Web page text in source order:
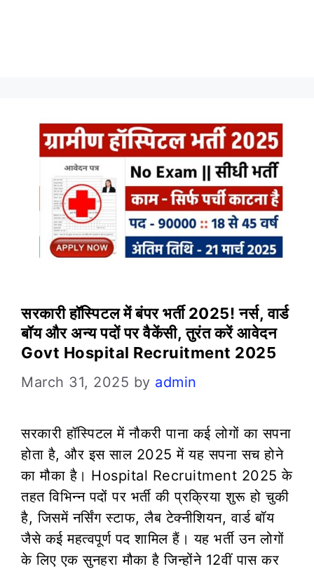
सरकारी हॉस्पिटल में बंपर भर्ती 2025! नर्स, वार्ड
बॉय और अन्य पदों पर वैकेंसी, तुरंत करें आवेदन
Govt Hospital Recruitment 2025
March 31, 2025 by admin
सरकारी हॉस्पिटल में नौकरी पाना कई लोगों का सपना
होता है, और इस साल 2025 में यह सपना सच होने
का मौका है। Hospital Recruitment 2025 के
तहत विभिन्न पदों पर भर्ती की प्रक्रिया शुरू हो चुकी
है, जिसमें नर्सिंग स्टाफ, लैब टेक्नीशियन, वार्ड बॉय
जैसे कई महत्वपूर्ण पद शामिल हैं। यह भर्ती उन लोगों
के लिए एक सुनहरा मौका है जिन्होंने 12वीं पास कर